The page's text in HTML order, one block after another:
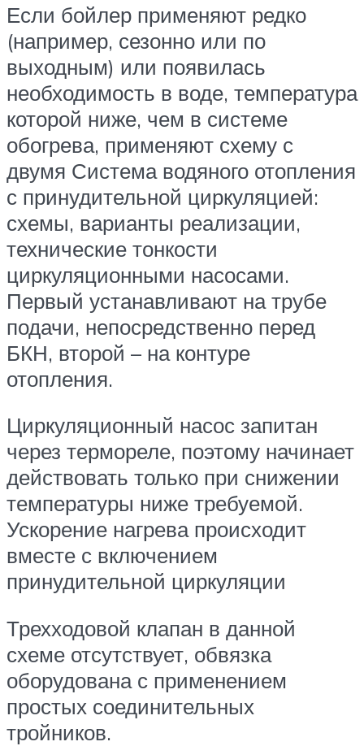
Если бойлер применяют редко
(например, сезонно или по
выходным) или появилась
необходимость в воде, температура
которой ниже, чем в системе
обогрева, применяют схему с
двумя Система водяного отопления
с принудительной циркуляцией:
схемы, варианты реализации,
технические тонкости
циркуляционными насосами.
Первый устанавливают на трубе
подачи, непосредственно перед
БКН, второй – на контуре
отопления.
Циркуляционный насос запитан
через термореле, поэтому начинает
действовать только при снижении
температуры ниже требуемой.
Ускорение нагрева происходит
вместе с включением
принудительной циркуляции
Трехходовой клапан в данной
схеме отсутствует, обвязка
оборудована с применением
простых соединительных
тройников.